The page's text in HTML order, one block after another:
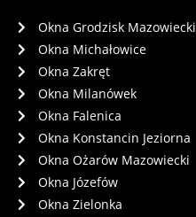
Okna Grodzisk Mazowiecki
Okna Michałowice
Okna Zakręt
Okna Milanówek
Okna Falenica
Okna Konstancin Jeziorna
Okna Ożarów Mazowiecki
Okna Józefów
Okna Zielonka